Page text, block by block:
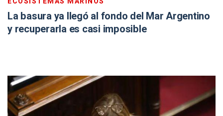
La basura ya llegó al fondo del Mar Argentino
y recuperarla es casi imposible